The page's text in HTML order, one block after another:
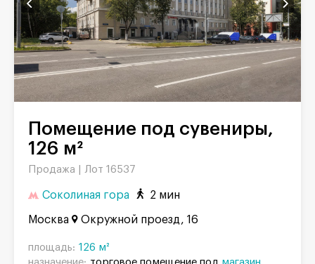
Помещение под сувениры,
126 м²
Продажа | Лот 16537
Соколиная гора 2 мин
Москва Окружной проезд, 16
площадь: 126 м²